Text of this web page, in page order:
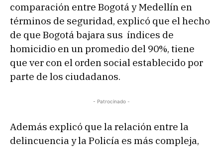
comparación entre Bogotá y Medellín en
términos de seguridad, explicó que el hecho
de que Bogotá bajara sus índices de
homicidio en un promedio del 90%, tiene
que ver con el orden social establecido por
parte de los ciudadanos.
- Patrocinado -
Además explicó que la relación entre la
delincuencia y la Policía es más compleja,